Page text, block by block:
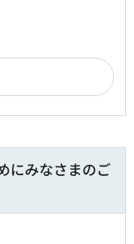
にみなさまのご